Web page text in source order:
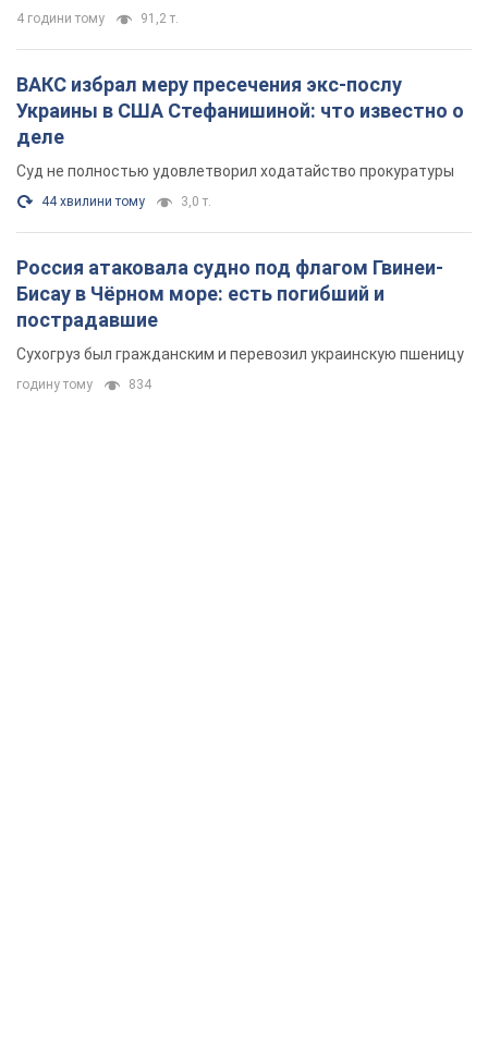
4 години тому 91,2 т.
ВАКС избрал меру пресечения экс-послу
Украины в США Стефанишиной: что известно о
деле
Суд не полностью удовлетворил ходатайство прокуратуры
44 хвилини тому 3,0 т.
Россия атаковала судно под флагом Гвинеи-
Бисау в Чёрном море: есть погибший и
пострадавшие
Сухогруз был гражданским и перевозил украинскую пшеницу
годину тому 834